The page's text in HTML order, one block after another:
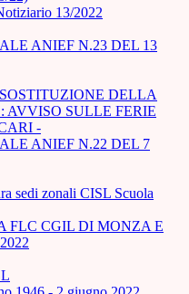
13/2022
ANIEF N.23 DEL 13
DELLA
AVVISO SULLE FERIE
-
ANIEF N.22 DEL 7
sedi zonali CISL Scuola
FLC CGIL DI MONZA E